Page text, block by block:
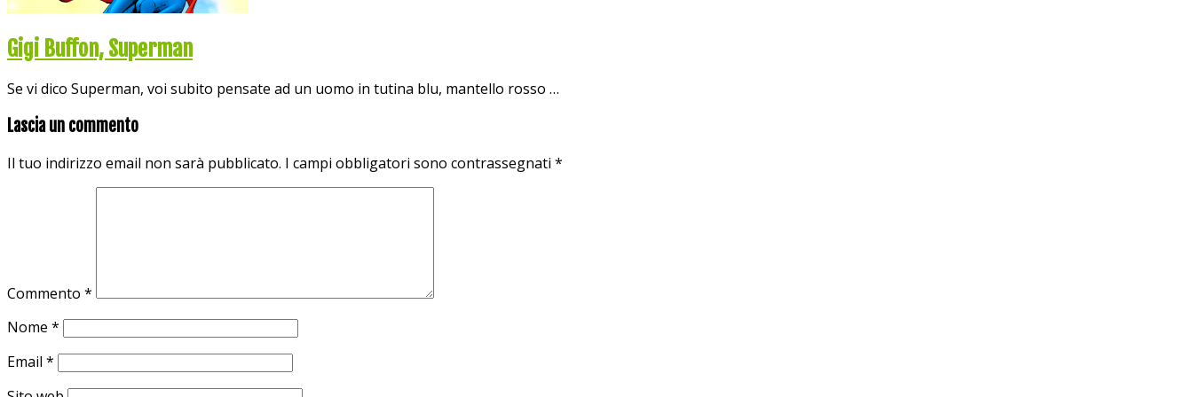
Gigi Buffon, Superman
Se vi dico Superman, voi subito pensate ad un uomo in tutina blu, mantello rosso …
Lascia un commento
Il tuo indirizzo email non sarà pubblicato. I campi obbligatori sono contrassegnati *
Commento *
Nome *
Email *